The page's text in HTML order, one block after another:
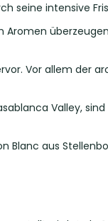
seine intensive
Vor allem der
Valley,
Blanc aus